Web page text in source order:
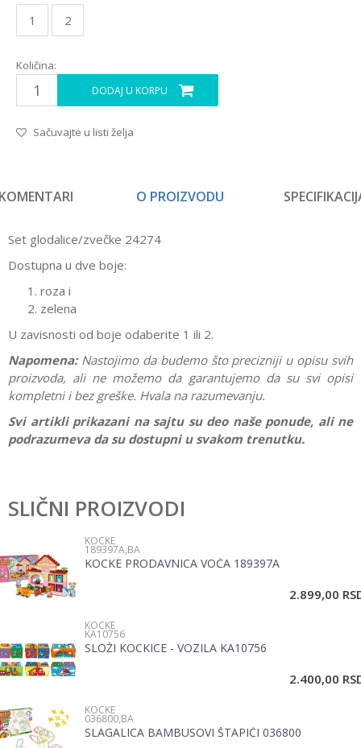
1 2
Količina:
DODAJ U KORPU
Sačuvajte u listi želja
O PROIZVODU
Set glodalice/zvečke 24274
Dostupna u dve boje:
roza i
zelena
U zavisnosti od boje odaberite 1 ili 2.
Napomena: Nastojimo da budemo što precizniji u opisu svih
proizvoda, ali ne možemo da garantujemo da su svi opisi
kompletni i bez greške. Hvala na razumevanju.
Svi artikli prikazani na sajtu su deo naše ponude, ali ne
podrazumeva da su dostupni u svakom trenutku.
Brend
Ime/Nadimak
Email
SLIČNI PROIZVODI
KOCKE
189397A,BA
KOCKE PRODAVNICA VOĆA 189397A
2.899,00
KOCKE
KA10756
SLOŽI KOCKICE - VOZILA KA10756
2.400,00
KOCKE
036800,BA
SLAGALICA BAMBUSOVI ŠTAPIĆI 036800